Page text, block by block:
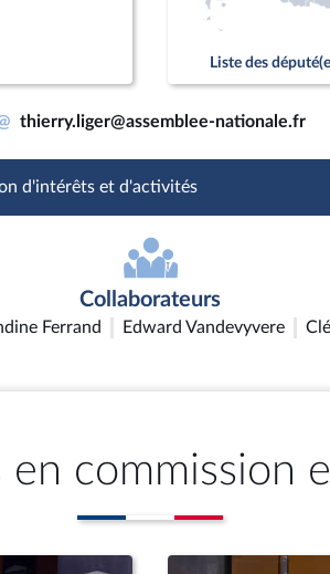
Liste des
thierry.liger@assemblee-nationale.fr
d'intérêts et d'activités
Collaborateurs
Ferrand Edward Vandevyvere
en commission